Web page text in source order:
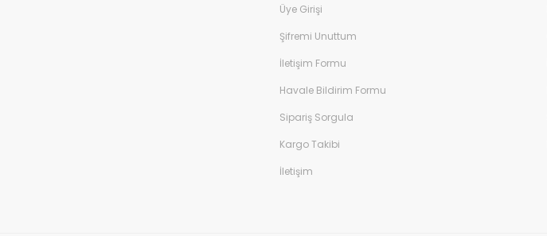
Üye Girişi
Şifremi Unuttum
İletişim Formu
Havale Bildirim Formu
Sipariş Sorgula
Kargo Takibi
İletişim